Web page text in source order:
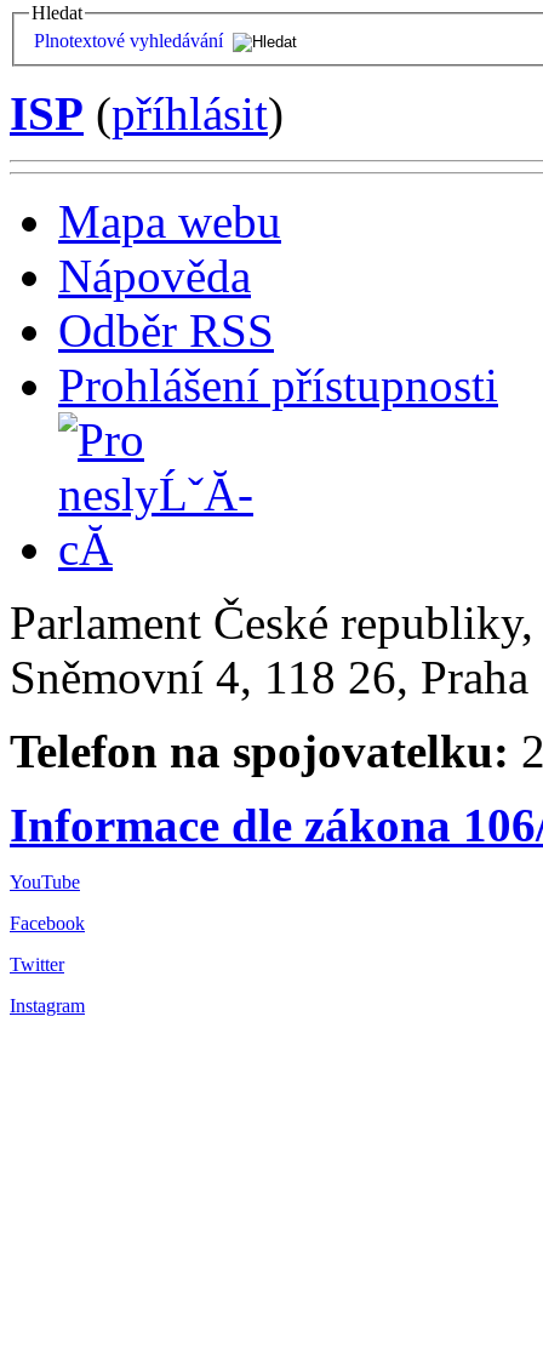
Hledat
Plnotextové vyhledávání
ISP (příhlásit)
Mapa webu
Nápověda
Odběr RSS
Prohlášení přístupnosti
Parlament České
Sněmovní 4, 118 26,
Telefon na spojovatelku:
Informace dle zákona
YouTube
Facebook
Twitter
Instagram